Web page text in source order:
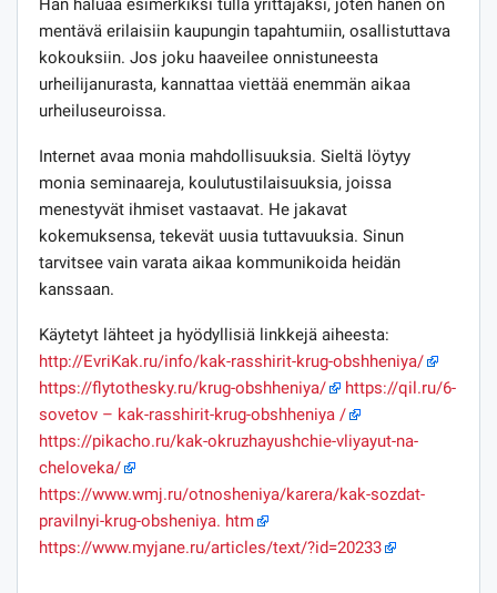
Hän haluaa esimerkiksi tulla yrittäjäksi, joten hänen on
mentävä erilaisiin kaupungin tapahtumiin, osallistuttava
kokouksiin. Jos joku haaveilee onnistuneesta
urheilijanurasta, kannattaa viettää enemmän aikaa
urheiluseuroissa.
Internet avaa monia mahdollisuuksia. Sieltä löytyy
monia seminaareja, koulutustilaisuuksia, joissa
menestyvät ihmiset vastaavat. He jakavat
kokemuksensa, tekevät uusia tuttavuuksia. Sinun
tarvitsee vain varata aikaa kommunikoida heidän
kanssaan.
Käytetyt lähteet ja hyödyllisiä linkkejä aiheesta:
http://EvriKak.ru/info/kak-rasshirit-krug-obshheniya/
https://flytothesky.ru/krug-obshheniya/
https://qil.ru/6-
sovetov – kak-rasshirit-krug-obshheniya /
https://pikacho.ru/kak-okruzhayushchie-vliyayut-na-
cheloveka/
https://www.wmj.ru/otnosheniya/karera/kak-sozdat-
pravilnyi-krug-obsheniya. htm
https://www.myjane.ru/articles/text/?id=20233